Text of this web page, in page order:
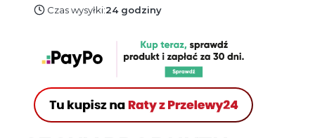
Czas wysyłki:24 godziny